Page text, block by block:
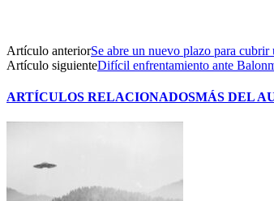
Artículo anteriorSe abre un nuevo plazo para
Artículo siguienteDifícil enfrentamiento ante
ARTÍCULOS RELACIONADOSMÁS DEL